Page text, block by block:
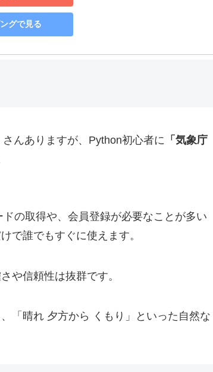
グで見る
んありますが、Python初心者に
「気象庁
の取得や、会員登録が必要なことが多い
で誰でもすぐに使えます。
や信頼性は抜群です。
「晴れ 夕方から くもり」といった自然な